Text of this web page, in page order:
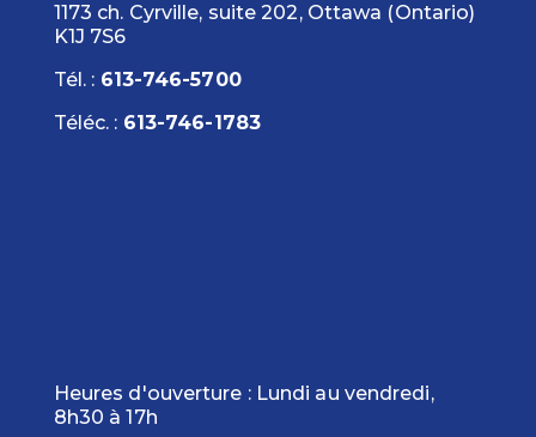
1173 ch. Cyrville, suite 202, Ottawa (Ontario)
K1J 7S6
Tél. : 613-746-5700
Téléc. : 613-746-1783
Heures d'ouverture : Lundi au vendredi,
8h30 à 17h